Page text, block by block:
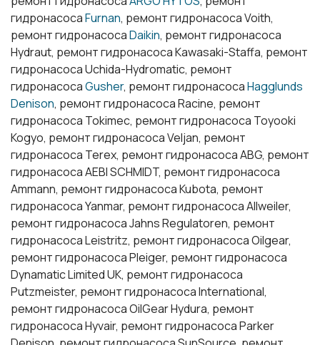
гидронасосаFurnan, ремонт гидронасоса Voith,
ремонт гидронасосаDaikin, ремонт гидронасоса
Hydraut, ремонт гидронасоса Kawasaki-Staffa, ремонт
гидронасоса Uchida-Hydromatic, ремонт
гидронасосаGusher, ремонт гидронасосаHagglunds
Denison, ремонт гидронасоса Racine, ремонт
гидронасоса Tokimec, ремонт гидронасоса Toyooki
Kogyo, ремонт гидронасоса Veljan, ремонт
гидронасоса Terex, ремонт гидронасоса ABG, ремонт
гидронасоса AEBI SCHMIDT, ремонт гидронасоса
Ammann, ремонт гидронасоса Kubota, ремонт
гидронасоса Yanmar, ремонт гидронасоса Allweiler,
ремонт гидронасоса Jahns Regulatoren, ремонт
гидронасоса Leistritz, ремонт гидронасоса Oilgear,
ремонт гидронасоса Pleiger, ремонт гидронасоса
Dynamatic Limited UK, ремонт гидронасоса
Putzmeister, ремонт гидронасоса International,
ремонт гидронасоса OilGear Hydura, ремонт
гидронасоса Hyvair, ремонт гидронасоса Parker